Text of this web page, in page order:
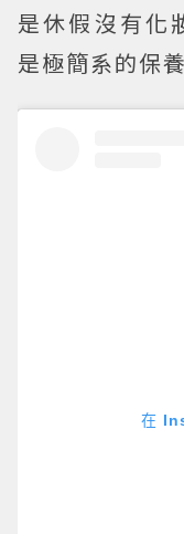
是休假沒有化
是極簡系的保
在